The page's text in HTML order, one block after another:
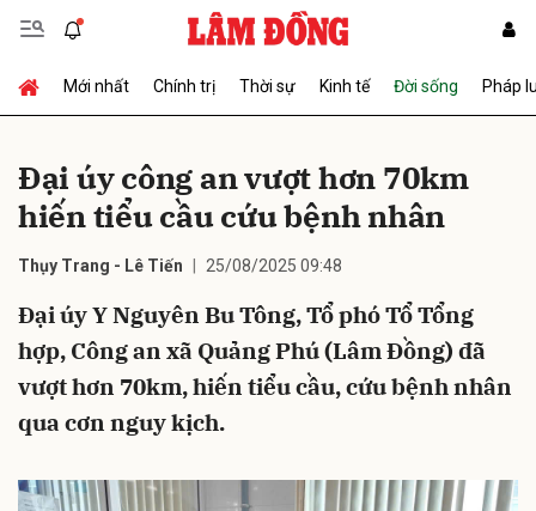
Mới nhất Chính trị Thời sự Kinh tế Đời sống Pháp
Đại úy công an vượt hơn 70km
hiến tiểu cầu cứu bệnh nhân
Thụy Trang - Lê Tiến 25/08/2025 09:48
Đại úy Y Nguyên Bu Tông, Tổ phó Tổ Tổng
hợp, Công an xã Quảng Phú (Lâm Đồng) đã
vượt hơn 70km, hiến tiểu cầu, cứu bệnh nhân
qua cơn nguy kịch.
Gửi bình luận
Hủy Gửi